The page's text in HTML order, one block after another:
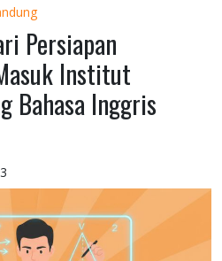
Persiapan
Institut
Bahasa Inggris